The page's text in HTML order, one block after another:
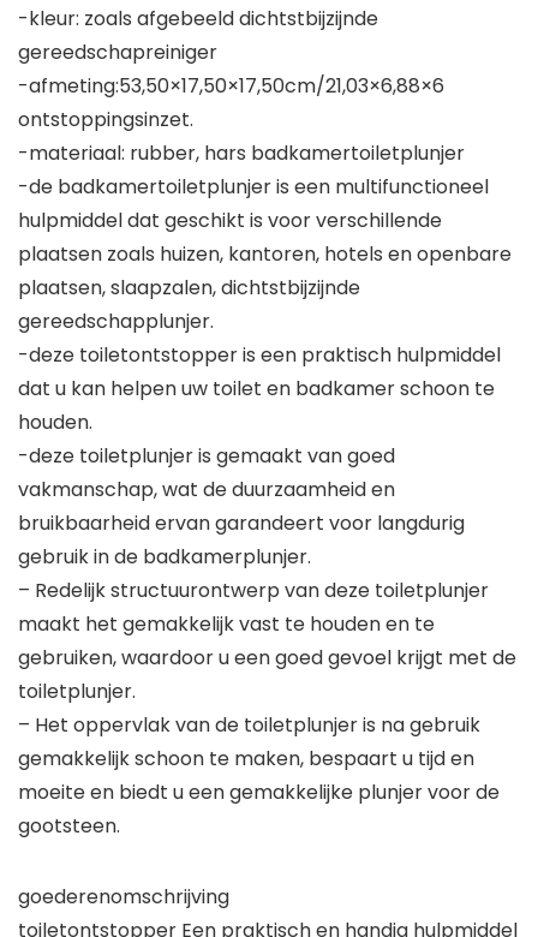
-kleur: zoals afgebeeld dichtstbijzijnde
gereedschapreiniger
-afmeting:53,50×17,50×17,50cm/21,03×6,88×6
ontstoppingsinzet.
-materiaal: rubber, hars badkamertoiletplunjer
-de badkamertoiletplunjer is een multifunctioneel
hulpmiddel dat geschikt is voor verschillende
plaatsen zoals huizen, kantoren, hotels en openbare
plaatsen, slaapzalen, dichtstbijzijnde
gereedschapplunjer.
-deze toiletontstopper is een praktisch hulpmiddel
dat u kan helpen uw toilet en badkamer schoon te
houden.
-deze toiletplunjer is gemaakt van goed
vakmanschap, wat de duurzaamheid en
bruikbaarheid ervan garandeert voor langdurig
gebruik in de badkamerplunjer.
– Redelijk structuurontwerp van deze toiletplunjer
maakt het gemakkelijk vast te houden en te
gebruiken, waardoor u een goed gevoel krijgt met de
toiletplunjer.
– Het oppervlak van de toiletplunjer is na gebruik
gemakkelijk schoon te maken, bespaart u tijd en
moeite en biedt u een gemakkelijke plunjer voor de
gootsteen.
goederenomschrijving
toiletontstopper Een praktisch en handig hulpmiddel